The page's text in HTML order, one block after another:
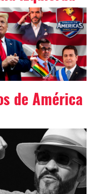
de América